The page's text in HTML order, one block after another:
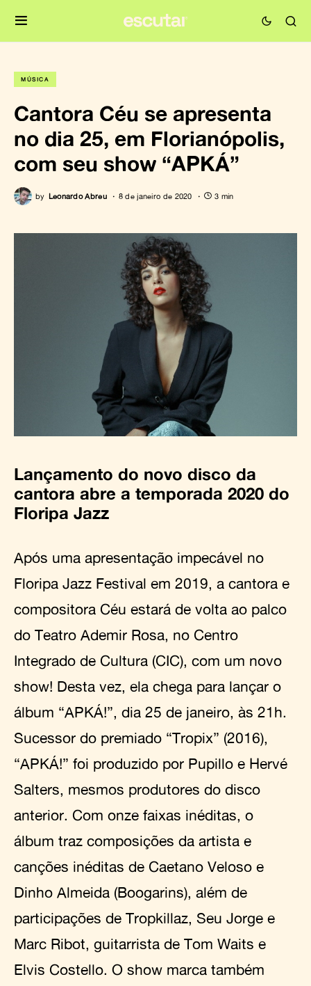
MÚSICA
Cantora Céu se apresenta
no dia 25, em Florianópolis,
com seu show “APKÁ”
by Leonardo Abreu 8 de janeiro de 2020 3 min
Lançamento do novo disco da
cantora abre a temporada 2020 do
Floripa Jazz
Após uma apresentação impecável no
Floripa Jazz Festival em 2019, a cantora e
compositora Céu estará de volta ao palco
do Teatro Ademir Rosa, no Centro
Integrado de Cultura (CIC), com um novo
show! Desta vez, ela chega para lançar o
álbum “APKÁ!”, dia 25 de janeiro, às 21h.
Sucessor do premiado “Tropix” (2016),
“APKÁ!” foi produzido por Pupillo e Hervé
Salters, mesmos produtores do disco
anterior. Com onze faixas inéditas, o
álbum traz composições da artista e
canções inéditas de Caetano Veloso e
Dinho Almeida (Boogarins), além de
participações de Tropkillaz, Seu Jorge e
Marc Ribot, guitarrista de Tom Waits e
Elvis Costello. O show marca também